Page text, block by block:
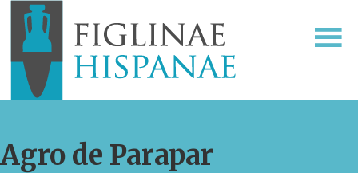
Agro de Parapar